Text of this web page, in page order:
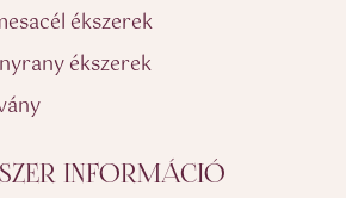
ékszerek
ékszerek
INFORMÁCIÓ